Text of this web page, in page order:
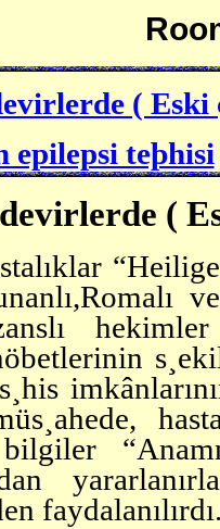
( Eski
epilepsi teþhisi
(